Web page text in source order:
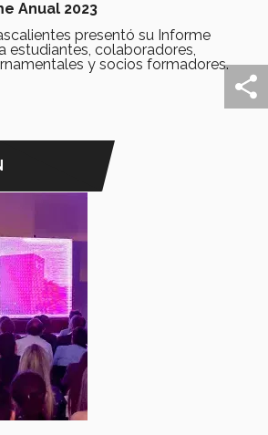
Anual 2023
presentó su Informe
estudiantes, colaboradores,
y socios formadores.